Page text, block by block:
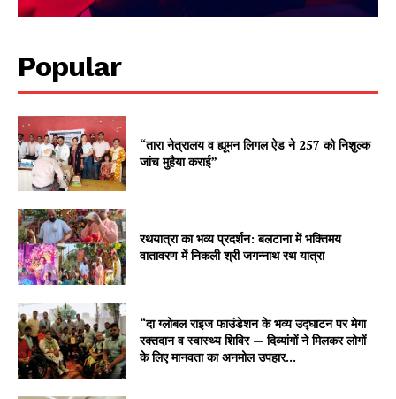
Popular
“तारा नेत्रालय व ह्यूमन लिगल ऐड ने 257 को निशुल्क
जांच मुहैया कराई”
रथयात्रा का भव्य प्रदर्शन: बलटाना में भक्तिमय
वातावरण में निकली श्री जगन्नाथ रथ यात्रा
“दा ग्लोबल राइज फाउंडेशन के भव्य उद्घाटन पर मेगा
रक्तदान व स्वास्थ्य शिविर — दिव्यांगों ने मिलकर लोगों
के लिए मानवता का अनमोल उपहार...